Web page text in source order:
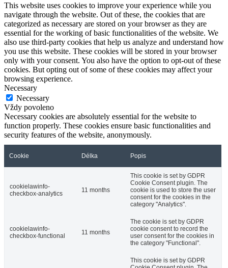
This website uses cookies to improve your experience while you
navigate through the website. Out of these, the cookies that are
categorized as necessary are stored on your browser as they are
essential for the working of basic functionalities of the website. We
also use third-party cookies that help us analyze and understand how
you use this website. These cookies will be stored in your browser
only with your consent. You also have the option to opt-out of these
cookies. But opting out of some of these cookies may affect your
browsing experience.
Necessary
Necessary
Vždy povoleno
Necessary cookies are absolutely essential for the website to
function properly. These cookies ensure basic functionalities and
security features of the website, anonymously.
Cookie Délka Popis
cookielawinfo-
checkbox-analytics
11 months
This cookie is set by GDPR
Cookie Consent plugin. The
cookie is used to store the user
consent for the cookies in the
category "Analytics".
cookielawinfo-
checkbox-functional
11 months
The cookie is set by GDPR
cookie consent to record the
user consent for the cookies in
the category "Functional".
This cookie is set by GDPR